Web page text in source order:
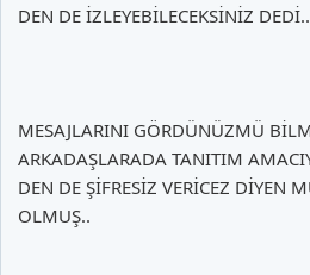
DEN DE İZLEYEBİLECEKSİNİZ DEDİ..
MESAJLARINI GÖRDÜNÜZMÜ
ARKADAŞLARADA TANITIM
DEN DE ŞİFRESİZ VERİCEZ DİYEN
OLMUŞ..